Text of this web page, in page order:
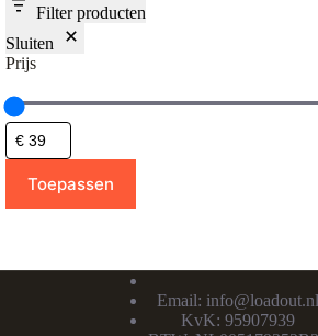
Filter producten
Sluiten
Prijs
Toepassen
Email: info@loadout.nl
KvK: 95907939